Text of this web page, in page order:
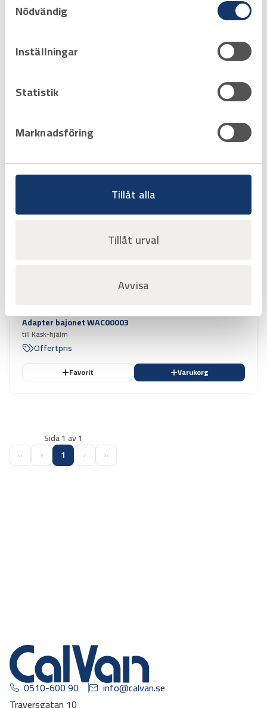
Nödvändig
Inställningar
Statistik
Marknadsföring
Tillåt alla
Tillåt urval
Avvisa
3800177
klart - heltäckande
Offertpris
Adapter bajonet WAC00003
till Kask-hjälm
Offertpris
Favorit Varukorg
Sida 1 av 1
‹‹
‹ 1 › ››
0510-600 90
info@calvan.se
Traversgatan 10